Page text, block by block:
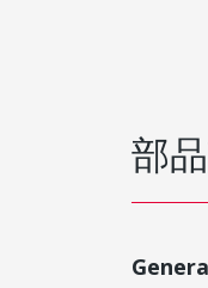
部